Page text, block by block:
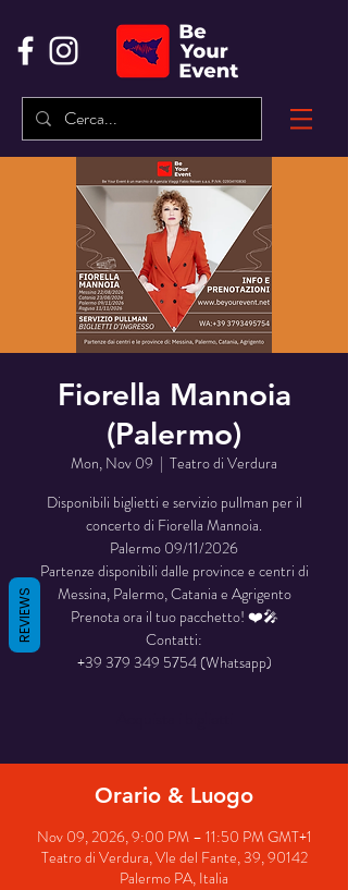
Fiorella Mannoia
(Palermo)
Mon, Nov 09
  |
Teatro di Verdura
Disponibili biglietti e servizio pullman per il
concerto di Fiorella Mannoia.
Palermo 09/11/2026
Partenze disponibili dalle province e centri di
Messina, Palermo, Catania e Agrigento
Prenota ora il tuo pacchetto! ❤️🎤
Contatti:
+39 379 349 5754 (Whatsapp)
Orario & Luogo
Nov 09, 2026, 9:00 PM – 11:50 PM GMT+1
Teatro di Verdura, Vle del Fante, 39, 90142
Palermo PA, Italia
REVIEWS